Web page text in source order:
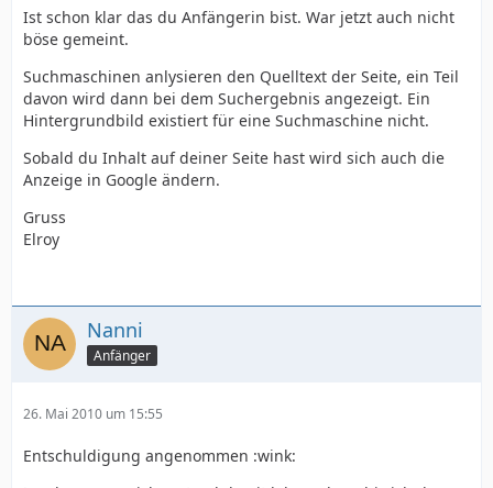
Ist schon klar das du Anfängerin bist. War jetzt auch nicht
böse gemeint.
Suchmaschinen anlysieren den Quelltext der Seite, ein Teil
davon wird dann bei dem Suchergebnis angezeigt. Ein
Hintergrundbild existiert für eine Suchmaschine nicht.
Sobald du Inhalt auf deiner Seite hast wird sich auch die
Anzeige in Google ändern.
Gruss
Elroy
Nanni
Anfänger
26. Mai 2010 um 15:55
Entschuldigung angenommen :wink: